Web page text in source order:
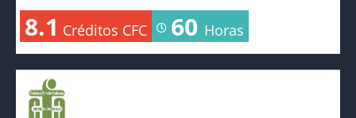
8.1 Créditos CFC 60 Horas